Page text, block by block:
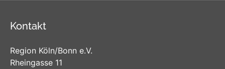
Kontakt
Region Köln/Bonn e.V.
Rheingasse 11